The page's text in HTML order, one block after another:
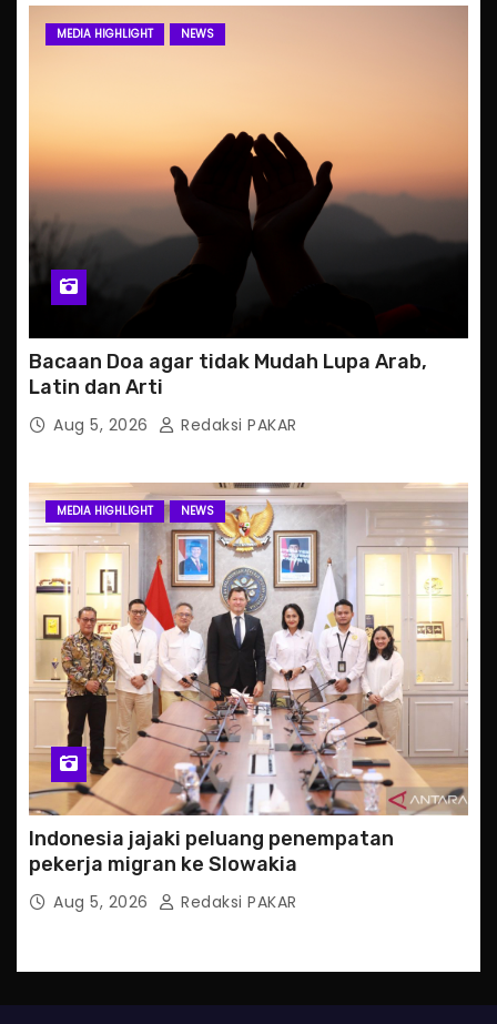
MEDIA HIGHLIGHT NEWS
Bacaan Doa agar tidak Mudah Lupa Arab,
Latin dan Arti
Aug 5, 2026 Redaksi PAKAR
MEDIA HIGHLIGHT NEWS
Indonesia jajaki peluang penempatan
pekerja migran ke Slowakia
Aug 5, 2026 Redaksi PAKAR